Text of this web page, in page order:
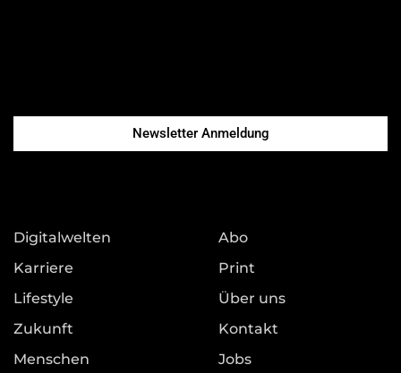
Newsletter Anmeldung
Digitalwelten
Karriere
Lifestyle
Zukunft
Menschen
Abo
Print
Über uns
Kontakt
Jobs